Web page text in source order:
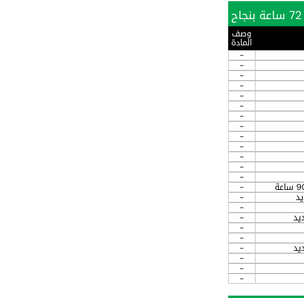
وصف
المادة
-
-
-
-
-
-
-
-
-
-
-
-
-
-
-
-
-
-
-
-
-
-
-